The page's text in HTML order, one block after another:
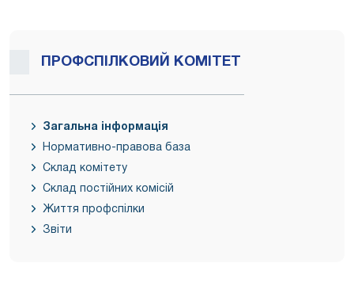
ПРОФСПІЛКОВИЙ КОМІТЕТ
Загальна інформація
Нормативно-правова база
Склад комітету
Склад постійних комісій
Життя профспілки
Звіти